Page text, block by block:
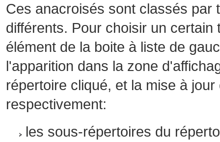
Ces anacroisés sont classés par
différents. Pour choisir un
élément de la boite à liste de
l'apparition dans la zone
répertoire cliqué, et la mise à
respectivement:
les sous-répertoires du